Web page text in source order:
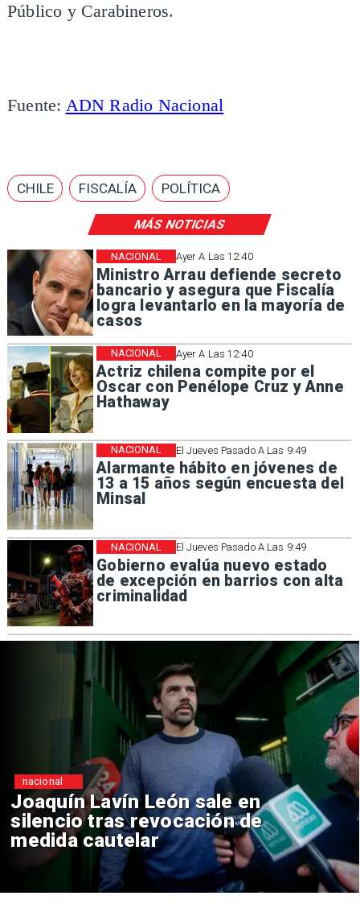
MÁS NOTICIAS
Ayer A Las 12:40
Ministro Arrau defiende secreto
bancario y asegura que Fiscalía
logra levantarlo en la mayoría de
casos
NACIONAL
Ayer A Las 12:40
Actriz chilena compite por el
Oscar con Penélope Cruz y Anne
Hathaway
NACIONAL
El Jueves Pasado A Las 9:49
Alarmante hábito en jóvenes de
13 a 15 años según encuesta del
Minsal
NACIONAL
El Jueves Pasado A Las 9:49
Gobierno evalúa nuevo estado
de excepción en barrios con alta
criminalidad
NACIONAL
Público y Carabineros.
Fuente: ADN Radio Nacional
CHILE FISCALÍA POLÍTICA
Chile y Venezuela
reinicio de relaciones
consulares
nacional